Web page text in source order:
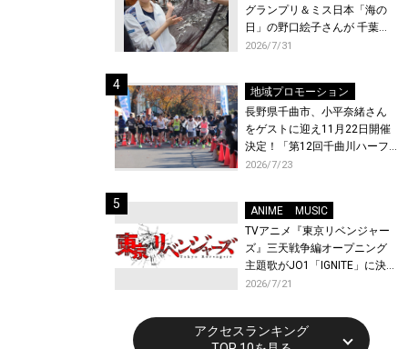
グランプリ＆ミス日本「海の
日」の野口絵子さんが 千葉県
唯一の村・長生村で地引網を
2026/7/31
地域プロモーション
長野県千曲市、小平奈緒さん
をゲストに迎え11月22日開催
決定！「第12回千曲川ハーフ
マラソン」エントリー受付開
2026/7/23
ANIME
MUSIC
TVアニメ『東京リベンジャー
ズ』三天戦争編オープニング
主題歌がJO1「IGNITE」に決
定！メンバー全員から喜びと
トが到着！9月に東京・大阪で
先行上映会を開催！
2026/7/21
アクセスランキング